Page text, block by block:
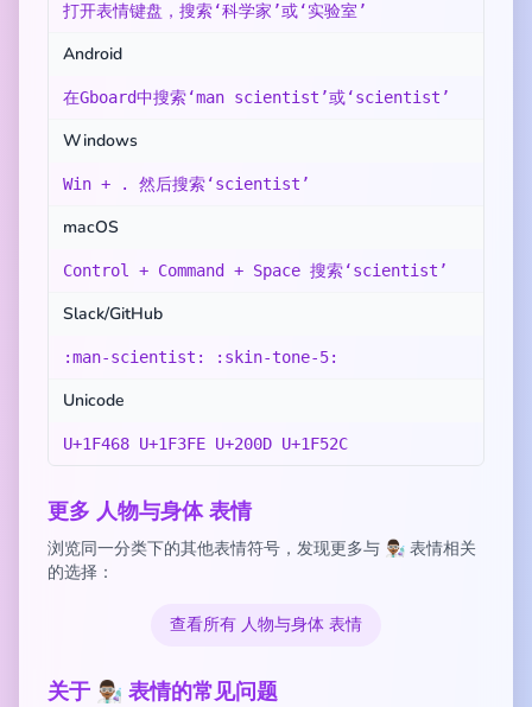
打开表情键盘，搜索‘科学家’或‘实验室’
Android
在Gboard中搜索‘man scientist’或‘scientist’
Windows
Win + . 然后搜索‘scientist’
macOS
Control + Command + Space 搜索‘scientist’
Slack/GitHub
:man-scientist: :skin-tone-5:
Unicode
U+1F468 U+1F3FE U+200D U+1F52C
更多 人物与身体 表情
浏览同一分类下的其他表情符号，发现更多与 👨🏾‍🔬 表情相关
的选择：
查看所有 人物与身体 表情
关于 👨🏾‍🔬 表情的常见问题